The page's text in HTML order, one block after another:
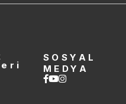
SOSYAL
MEDYA